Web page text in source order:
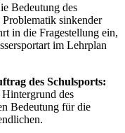
Bedeutung des
sinkender
in die Fragestellung ein,
im Lehrplan
des Schulsports:
des
Bedeutung für die